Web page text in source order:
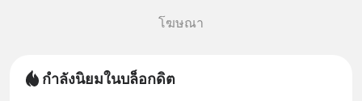
โฆษณา
กำลังนิยมในบล็อกดิต